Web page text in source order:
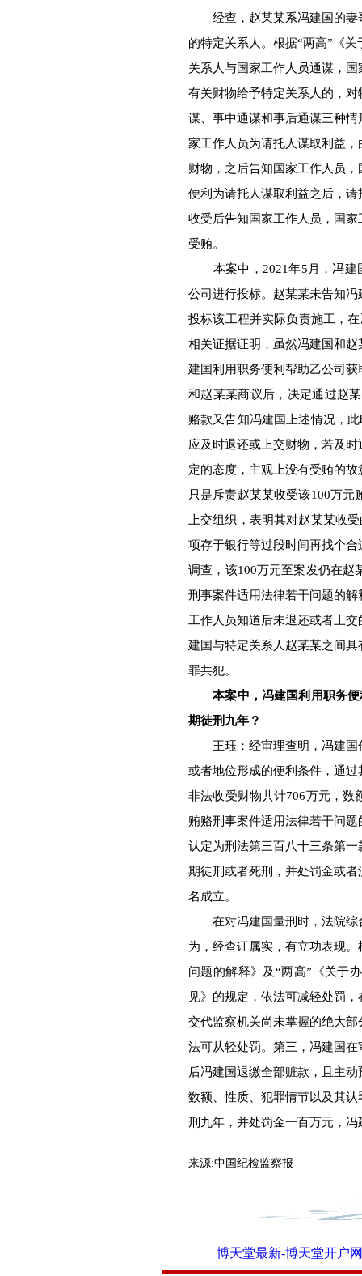
经查，赵某某系冯建国的妻
的特定关系人。根据“两高”《
关系人与国家工作人员通谋，
有关财物给予特定关系人的，
谋、事中通谋和事后通谋三种
家工作人员为请托人谋取利益
财物，之后告知国家工作人员
便利为请托人谋取利益之后，
收受后告知国家工作人员，国
受贿。
本案中，2021年5月，冯建
公司进行投标。赵某某未告知
投标该工程并实际负责施工，
相关证据证明，虽然冯建国和
建国利用职务便利帮助乙公司
和赵某某商议后，决定通过赵
赂款又告知冯建国上述情况，
应及时退还或上交财物，若及
定的态度，主观上没有受贿的
只是斥责赵某某收受该100万
上交组织，表明其对赵某某收
项存于银行等过段时间再找个
调查，该100万元至案发仍在赵
刑事案件适用法律若干问题的
工作人员知道后未退还或者上
建国与特定关系人赵某某之间
罪共犯。
本案中，冯建国利用职务
期徒刑九年？
王珏：经审理查明，冯建国
或者地位形成的便利条件，通
非法收受财物共计706万元，数
贿赂刑事案件适用法律若干问
认定为刑法第三百八十三条第
期徒刑或者死刑，并处罚金或
名成立。
在对冯建国量刑时，法院综
为，经查证属实，有立功表现
问题的解释》及“两高”《关于
见》的规定，依法可减轻处罚
交代监察机关尚未掌握的绝大
法可从轻处罚。第三，冯建国
后冯建国退缴全部赃款，且主
数额、性质、犯罪情节以及其
刑九年，并处罚金一百万元，冯
来源:中国纪检监察报
博天堂最新-博天堂开户